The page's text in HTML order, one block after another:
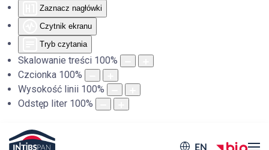
Zaznacz nagłówki
Czytnik ekranu
Tryb czytania
Skalowanie treści 100%
Czcionka 100%
Wysokość linii 100%
Odstęp liter 100%
EN